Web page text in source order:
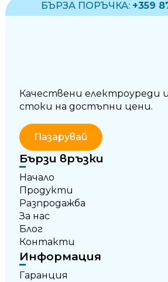
БЪРЗА ПОРЪЧКА: +359
Качествени електроуреди и
стоки на достъпни цени.
Пазарувай
Бързи връзки
Начало
Продукти
Разпродажба
За нас
Блог
Контакти
Информация
Гаранция